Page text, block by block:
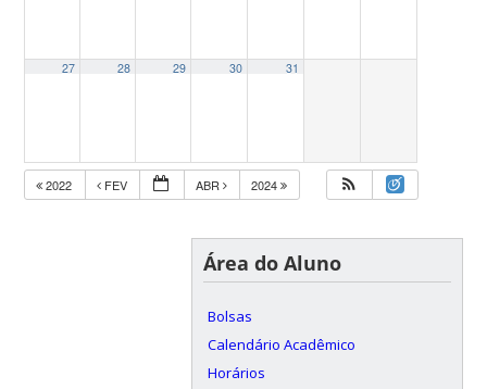
27 28 29 30 31
2022 FEV ABR 2024
Área do Aluno
Bolsas
Calendário Acadêmico
Horários